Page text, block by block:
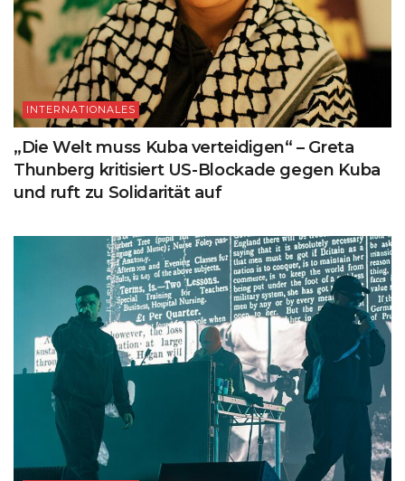
INTERNATIONALES
„Die Welt muss Kuba verteidigen“ – Greta
Thunberg kritisiert US-Blockade gegen Kuba
und ruft zu Solidarität auf